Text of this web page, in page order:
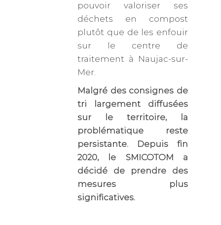
pouvoir valoriser ses
déchets en compost
plutôt que de les enfouir
sur le centre de
traitement à Naujac-sur-
Mer.
Malgré des consignes de
tri largement diffusées
sur le territoire, la
problématique reste
persistante. Depuis fin
2020, le SMICOTOM a
décidé de prendre des
mesures plus
significatives.